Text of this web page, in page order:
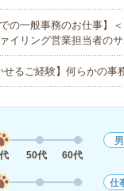
での一般事務のお仕事】
イリング営業担当者の
せるご経験】何らかの事
50代 60代
仕